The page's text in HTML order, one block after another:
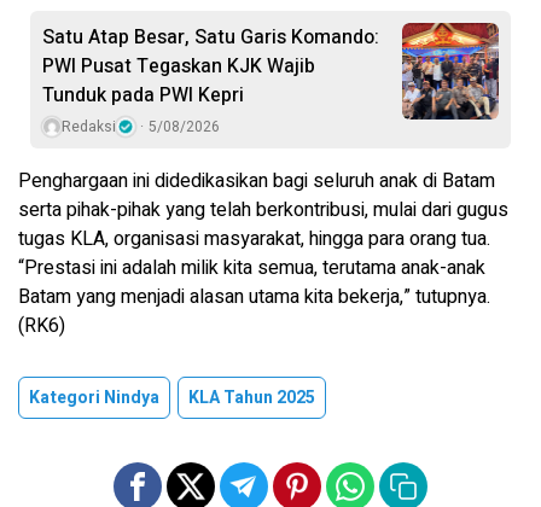
Satu Atap Besar, Satu Garis Komando:
PWI Pusat Tegaskan KJK Wajib
Tunduk pada PWI Kepri
Redaksi 5/08/2026
Penghargaan ini didedikasikan bagi seluruh anak di Batam
serta pihak-pihak yang telah berkontribusi, mulai dari gugus
tugas KLA, organisasi masyarakat, hingga para orang tua.
“Prestasi ini adalah milik kita semua, terutama anak-anak
Batam yang menjadi alasan utama kita bekerja,” tutupnya.
(RK6)
Kategori Nindya KLA Tahun 2025